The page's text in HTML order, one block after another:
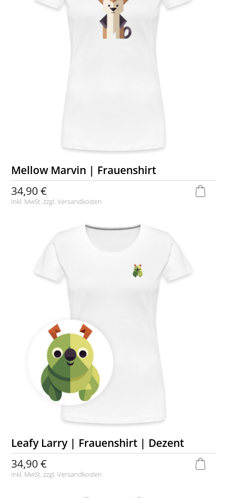
Mellow Marvin | Frauenshirt
34,90 €
inkl. MwSt. zzgl.Versandkosten
Leafy Larry | Frauenshirt | Dezent
34,90 €
inkl. MwSt. zzgl.Versandkosten